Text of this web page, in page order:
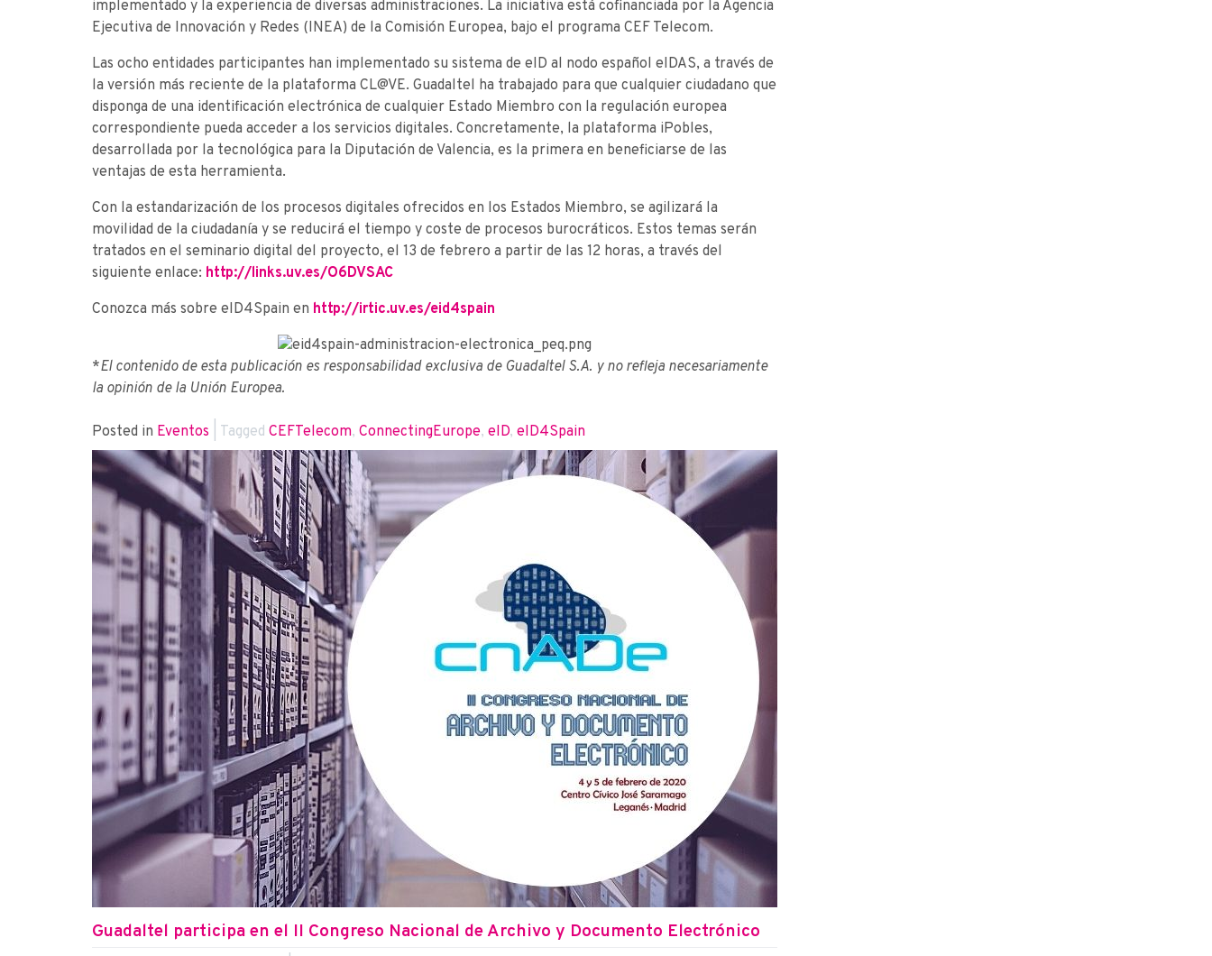
implementado y la experiencia de diversas administraciones. La iniciativa está cofinanciada por la Agencia
Ejecutiva de Innovación y Redes (INEA) de la Comisión Europea, bajo el programa CEF Telecom.
Las ocho entidades participantes han implementado su sistema de eID al nodo español eIDAS, a través de
la versión más reciente de la plataforma CL@VE. Guadaltel ha trabajado para que cualquier ciudadano que
disponga de una identificación electrónica de cualquier Estado Miembro con la regulación europea
correspondiente pueda acceder a los servicios digitales. Concretamente, la plataforma iPobles,
desarrollada por la tecnológica para la Diputación de Valencia, es la primera en beneficiarse de las
ventajas de esta herramienta.
Con la estandarización de los procesos digitales ofrecidos en los Estados Miembro, se agilizará la
movilidad de la ciudadanía y se reducirá el tiempo y coste de procesos burocráticos. Estos temas serán
tratados en el seminario digital del proyecto, el 13 de febrero a partir de las 12 horas, a través del
siguiente enlace: http://links.uv.es/O6DVSAC
Conozca más sobre eID4Spain en http://irtic.uv.es/eid4spain
*El contenido de esta publicación es responsabilidad exclusiva de Guadaltel S.A. y no refleja necesariamente
la opinión de la Unión Europea.
Posted in Eventos Tagged CEFTelecom, ConnectingEurope, eID, eID4Spain
Guadaltel participa en el II Congreso Nacional de Archivo y Documento Electrónico